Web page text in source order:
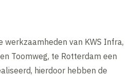
werkzaamheden van KWS Infra,
Toomweg, te Rotterdam een
hierdoor hebben de